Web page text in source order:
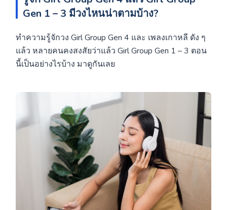
Gen 1 – 3 มีวงไหนน่าตามบ้าง?
ทำความรู้จักวง Girl Group Gen 4 และ เพลงเกาหลี ดัง ๆ
แล้ว หลายคนคงสงสัยว่าแล้ว Girl Group Gen 1 – 3 ตอน
นี้เป็นอย่างไรบ้าง มาดูกันเลย